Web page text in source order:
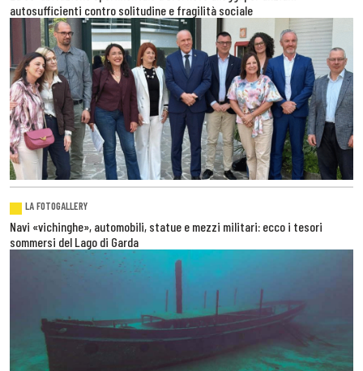
autosufficienti contro solitudine e fragilità sociale
LA FOTOGALLERY
Navi «vichinghe», automobili, statue e mezzi militari: ecco i tesori
sommersi del Lago di Garda